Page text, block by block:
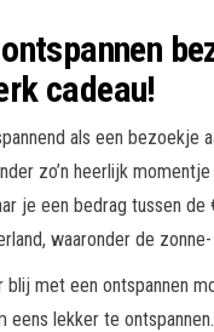
cadeau!
als een bezoekje
zo’n heerlijk
je een bedrag tussen
waaronder de
blij met een ontspannen
eens lekker te